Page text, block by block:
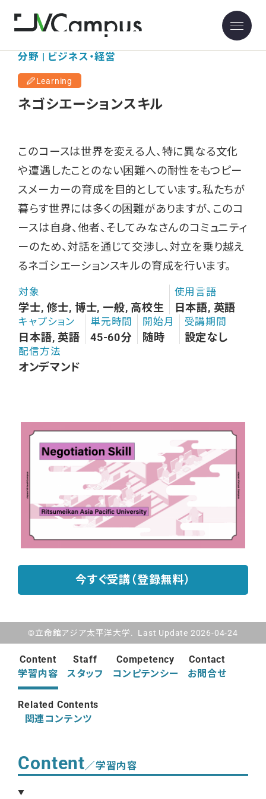
分野 | ビジネス・経営
Learning
ネゴシエーションスキル
このコースは世界を変える人、特に異なる文化
や遭遇したことのない困難への耐性をもつピー
スメーカーの育成を目的としています。私たちが
暮らす世界には多くの困難がありますが、このコ
ースは自身、他者、そしてみなさんのコミュニティ
ーのため、対話を通じて交渉し、対立を乗り越え
るネゴシエーションスキルの育成を行います。
対象
学士, 修士, 博士, 一般, 高校生
使用言語
日本語, 英語
キャプション
日本語, 英語
単元時間
45-60分
開始月
随時
受講期間
設定なし
配信方法
オンデマンド
今すぐ受講（登録無料）
©立命館アジア太平洋大学. Last Update 2026-04-24
Content
学習内容
Staff
スタッフ
Competency
コンピテンシー
Contact
お問合せ
Related Contents
関連コンテンツ
Content／学習内容